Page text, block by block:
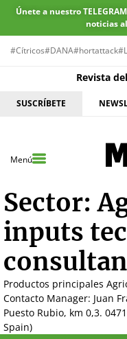
Únete a nuestro
noticias
#Cítricos#DANA#hortattack
Revista
SUSCRÍBETE
Menú
Sector:
inputs
Productos principales
Contacto Manager: Juan
Puesto Rubio, km 0,3.
Spain)